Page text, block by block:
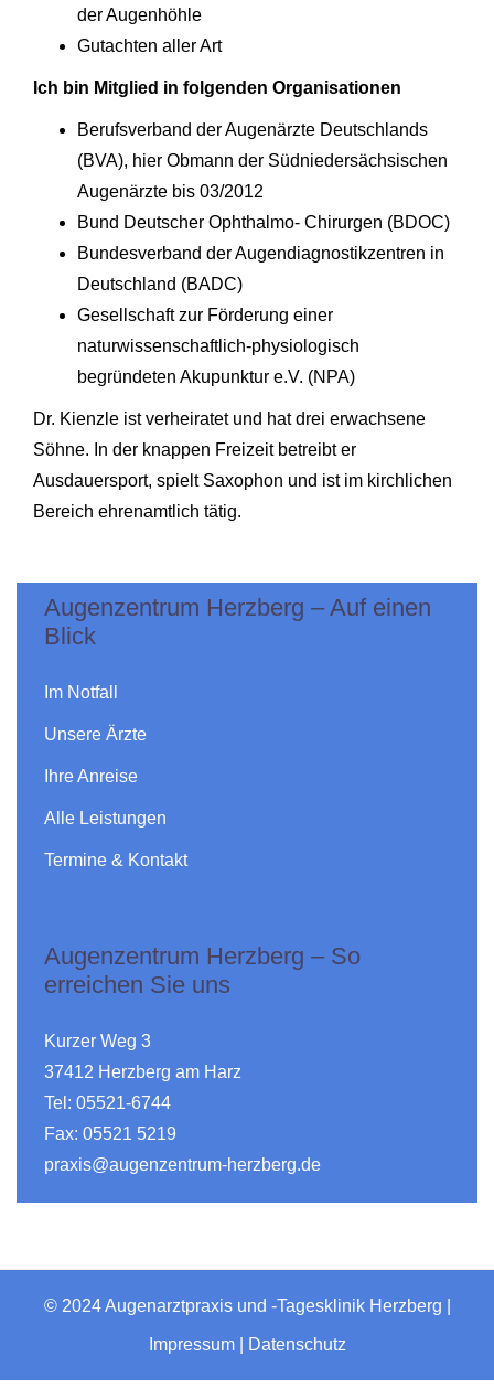
der Augenhöhle
Gutachten aller Art
Ich bin Mitglied in folgenden Organisationen
Berufsverband der Augenärzte Deutschlands
(BVA), hier Obmann der Südniedersächsischen
Augenärzte bis 03/2012
Bund Deutscher Ophthalmo- Chirurgen (BDOC)
Bundesverband der Augendiagnostikzentren in
Deutschland (BADC)
Gesellschaft zur Förderung einer
naturwissenschaftlich-physiologisch
begründeten Akupunktur e.V. (NPA)
Dr. Kienzle ist verheiratet und hat drei erwachsene
Söhne. In der knappen Freizeit betreibt er
Ausdauersport, spielt Saxophon und ist im kirchlichen
Bereich ehrenamtlich tätig.
Augenzentrum Herzberg – Auf einen
Blick
Im Notfall
Unsere Ärzte
Ihre Anreise
Alle Leistungen
Termine & Kontakt
Augenzentrum Herzberg – So
erreichen Sie uns
Kurzer Weg 3
37412 Herzberg am Harz
Tel: 05521-6744
Fax: 05521 5219
praxis@augenzentrum-herzberg.de
© 2024 Augenarztpraxis und -Tagesklinik Herzberg |
Impressum| Datenschutz